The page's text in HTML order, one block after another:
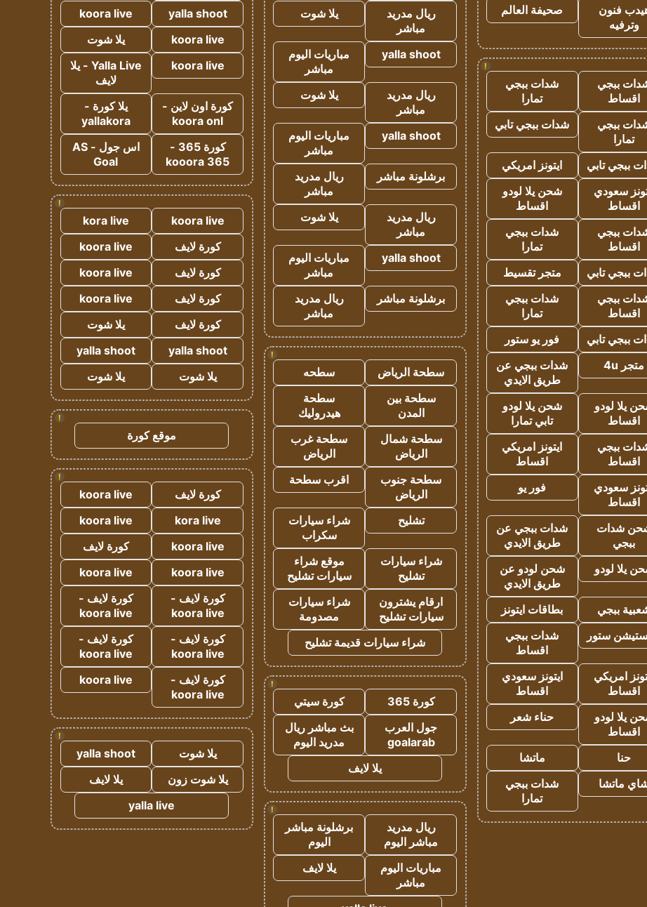
فنون
وترفيه
صحيفة العالم
!
ببجي
اقساط
شدات ببجي
تمارا
ببجي
تمارا
شدات ببجي تابي
ببجي تابي
ايتونز امريكي
سعودي
اقساط
شحن يلا لودو
اقساط
ببجي
اقساط
شدات ببجي
تمارا
ببجي تابي
متجر تقسيط
ببجي
اقساط
شدات ببجي
تمارا
ببجي تابي
فور يو ستور
متجر 4u
شدات ببجي عن
طريق الايدي
يلا لودو
اقساط
شحن يلا لودو
تابي تمارا
ببجي
اقساط
ايتونز امريكي
اقساط
سعودي
اقساط
فور يو
شدات
ببجي
شدات ببجي عن
طريق الايدي
يلا لودو
شحن لودو عن
طريق الايدي
ببجي
بطاقات ايتونز
ستور
شدات ببجي
اقساط
امريكي
اقساط
ايتونز سعودي
اقساط
يلا لودو
اقساط
حناء شعر
حنا
ماتشا
ماتشا
شدات ببجي
تمارا
ريال مدريد
مباشر
يلا شوت
yalla shoot
مباريات اليوم
مباشر
ريال مدريد
مباشر
يلا شوت
yalla shoot
مباريات اليوم
مباشر
برشلونة مباشر
ريال مدريد
مباشر
ريال مدريد
مباشر
يلا شوت
yalla shoot
مباريات اليوم
مباشر
برشلونة مباشر
ريال مدريد
مباشر
!
سطحة الرياض
سطحه
سطحة بين
المدن
سطحة
هيدروليك
سطحة شمال
الرياض
سطحة غرب
الرياض
سطحة جنوب
الرياض
اقرب سطحة
تشليح
شراء سيارات
سكراب
شراء سيارات
تشليح
موقع شراء
سيارات تشليح
ارقام يشترون
سيارات تشليح
شراء سيارات
مصدومة
شراء سيارات قديمة تشليح
!
كورة 365
كورة سيتي
جول العرب
goalarab
بث مباشر ريال
مدريد اليوم
يلا لايف
!
ريال مدريد
مباشر اليوم
برشلونة مباشر
اليوم
مباريات اليوم
مباشر
يلا لايف
yalla shoot
koora live
koora live
يلا شوت
koora live
Yalla Live - يلا
لايف
كورة اون لاين -
koora onl
يلا كورة -
yallakora
كورة 365 -
kooora 365
اس جول - AS
Goal
!
koora live
kora live
كورة لايف
koora live
كورة لايف
koora live
كورة لايف
koora live
كورة لايف
يلا شوت
yalla shoot
yalla shoot
يلا شوت
يلا شوت
!
موقع كورة
!
كورة لايف
koora live
kora live
koora live
koora live
كورة لايف
koora live
koora live
كورة لايف -
koora live
كورة لايف -
koora live
كورة لايف -
koora live
كورة لايف -
koora live
كورة لايف -
koora live
koora live
!
يلا شوت
yalla shoot
يلا شوت زون
يلا لايف
yalla live